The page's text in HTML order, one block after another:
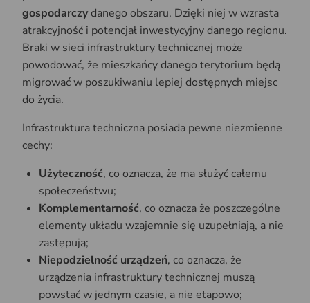
gospodarczydanego obszaru. Dzięki niej w wzrasta
atrakcyjność i potencjał inwestycyjny danego regionu.
Braki w sieci infrastruktury technicznej może
powodować, że mieszkańcy danego terytorium będą
migrować w poszukiwaniu lepiej dostępnych miejsc
do życia.
Infrastruktura techniczna posiada pewne niezmienne
cechy:
Użyteczność, co oznacza, że ma służyć całemu
społeczeństwu;
Komplementarność, co oznacza że poszczególne
elementy układu wzajemnie się uzupełniają, a nie
zastępują;
Niepodzielność urządzeń, co oznacza, że
urządzenia infrastruktury technicznej muszą
powstać w jednym czasie, a nie etapowo;